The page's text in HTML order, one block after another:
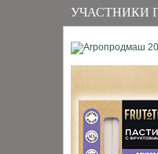
УЧАСТНИКИ